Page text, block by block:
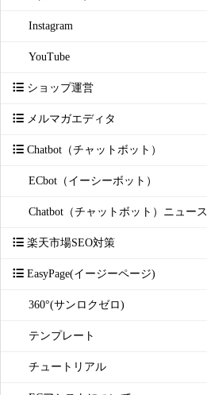
Instagram
YouTube
ショップ運営
メルマガエディタ
Chatbot（チャットボット）
ECbot（イーシーボット）
Chatbot（チャットボット）ニュース
楽天市場SEO対策
EasyPage(イージーページ)
360°(サンロクゼロ)
テンプレート
チュートリアル